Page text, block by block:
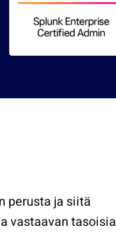
perusta ja siitä
vastaavan tasoisia